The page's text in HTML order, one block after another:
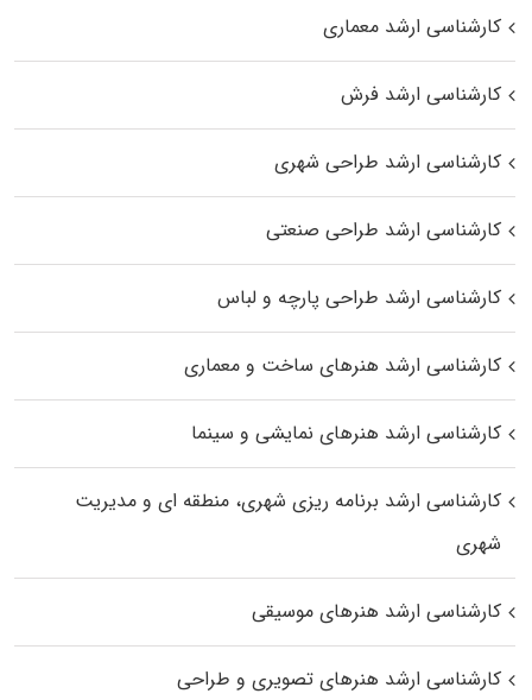
کارشناسی ارشد معماری
کارشناسی ارشد فرش
کارشناسی ارشد طراحی شهری
کارشناسی ارشد طراحی صنعتی
کارشناسی ارشد طراحی پارچه و لباس
کارشناسی ارشد هنرهای ساخت و معماری
کارشناسی ارشد هنرهای نمایشی و سینما
کارشناسی ارشد برنامه ریزی شهری، منطقه‌ ای و مدیریت
شهری
کارشناسی ارشد هنرهای موسیقی
کارشناسی ارشد هنرهای تصویری و طراحی